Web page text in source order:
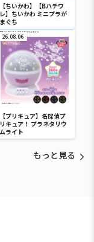
【ちいかわ】【Bハチワ
レ】ちいかわ ミニプラが
まぐち
26.08.06
【プリキュア】名探偵プ
リキュア！ プラネタリウ
ムライト
もっと見る